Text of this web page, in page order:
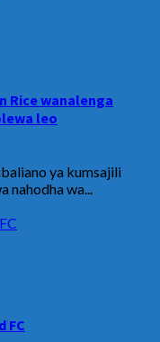
Rice wanalenga
leo
ya kumsajili
nahodha wa...
FC